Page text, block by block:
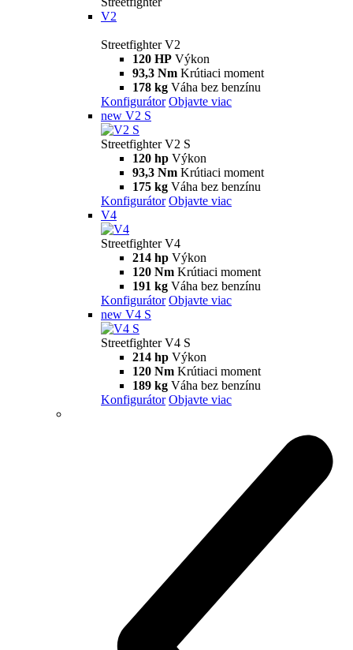
Streetfighter
V2
Streetfighter V2
120 HP Výkon
93,3 Nm Krútiaci moment
Krútiaci moment
Váha bez benzínu
Objavte viac
Streetfighter V4
214 hp
120 Nm
Krútiaci moment
191 kg
Váha bez benzínu
Konfigurátor
Objavte viac
new